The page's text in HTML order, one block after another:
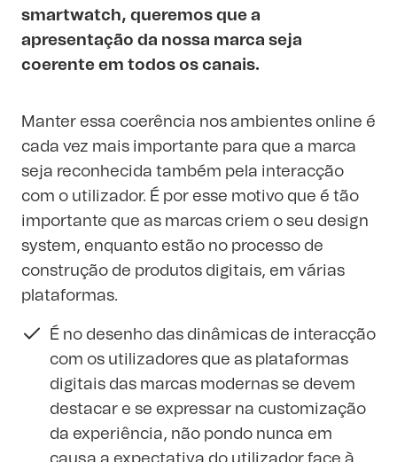
smartwatch, queremos que a
apresentação da nossa marca seja
coerente em todos os canais.
Manter essa coerência nos ambientes online é
cada vez mais importante para que a marca
seja reconhecida também pela interacção
com o utilizador. É por esse motivo que é tão
importante que as marcas criem o seu design
system, enquanto estão no processo de
construção de produtos digitais, em várias
plataformas.
É no desenho das dinâmicas de interacção
com os utilizadores que as plataformas
digitais das marcas modernas se devem
destacar e se expressar na customização
da experiência, não pondo nunca em